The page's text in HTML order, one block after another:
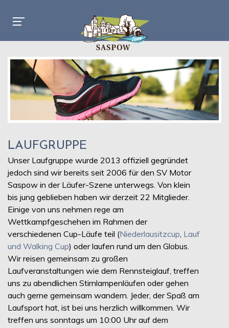
LAUFGRUPPE
Unser Laufgruppe wurde 2013 offiziell gegründet
jedoch sind wir bereits seit 2006 für den SV Motor
Saspow in der Läufer-Szene unterwegs. Von klein
bis jung geblieben haben wir derzeit 22 Mitglieder.
Einige von uns nehmen rege am
Wettkampfgeschehen im Rahmen der
verschiedenen Cup-Läufe teil (Niederlausitzcup, Lauf
und Walking Cup) oder laufen rund um den Globus.
Wir reisen gemeinsam zu großen
Laufveranstaltungen wie dem Rennsteiglauf, treffen
uns zu abendlichen Stirnlampenläufen oder gehen
auch gerne gemeinsam wandern. Jeder, der Spaß am
Laufsport hat, ist bei uns herzlich willkommen. Wir
treffen uns sonntags um 10:00 Uhr auf dem